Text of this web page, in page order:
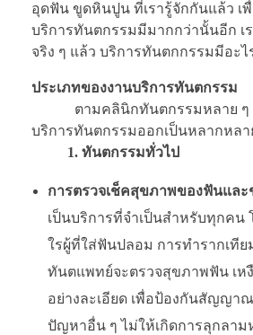
อุดฟัน ขูดหินปูน ที่เรารู้จักกันแล้ว เ
บริการทันตกรรมมีมากกว่านั้นอีก เ
จริง ๆ แล้ว บริการทันตกกรรมมีอะไ
ประเภทของงานบริการทันตกรรม
ตามคลินิกทันตกรรมหลาย ๆ แ
บริการทันตกรรมออกเป็นหลากหลา
1. ทันตกรรมทั่วไป
การตรวจเช็คสุขภาพของฟันและ
เป็นบริการที่จำเป็นสำหรับทุกคน
ใรผู้ที่ใส่ฟันปลอม การทำรากเที
ทันตแพทย์จะตรวจสุขภาพฟัน เห
อย่างละเอียด เพื่อป้องกันสัญญา
ปัญหาอื่น ๆ ไม่ให้เกิดการลุกลาม